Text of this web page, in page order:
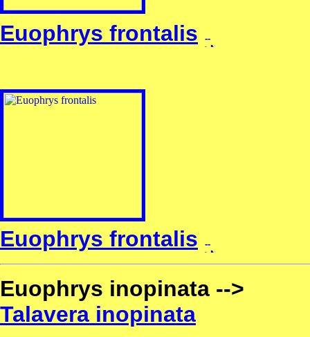
Euophrys frontalis
Euophrys frontalis
Euophrys inopinata -->
Talavera inopinata